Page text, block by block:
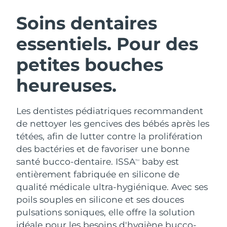
Soins dentaires
essentiels. Pour des
petites bouches
heureuses.
Les dentistes pédiatriques recommandent
de nettoyer les gencives des bébés après les
tétées, afin de lutter contre la prolifération
des bactéries et de favoriser une bonne
santé bucco-dentaire. ISSATM
baby est
entièrement fabriquée en silicone de
qualité médicale ultra-hygiénique. Avec ses
poils souples en silicone et ses douces
pulsations soniques, elle offre la solution
idéale pour les besoins d'hygiène bucco-
Nettoyage du visage
Anti-aging massage
LUNA™ 4 Plus
LUNA™ 4 Men
For men, anti-aging massage
Lifting
Microcurrent toning
BEAR™ 2 go
Microcurrent toning on-the-go
BEAR™ 2 eyes & lips
Microcurrent line smoothing device
Hydratation
UFO™ 3 coffret
Deep facial hydration
UFO™ 3 LED
Near-infrared and red light therapy
device
Soin bucco-dentaire
issa™ 4
Hybrid silicone sonic toothbrush
issa™ 4 plus
Smart hybrid silicone sonic toothbrush
FAQ™ TRAITEMENT ANTI-ÂGE
Anti-âge Traitements LED
NEW
Autriche
Bahreïn Livraison estimée8/12/26
Belgique Livraison estimée
Bermudes
Bosnie-Herzégovine Livraison estimée8/14/26
Brunei Livraison estimée8/16/26
Bulgarie Livraison estimée
Canada Livraison estimée
Chili